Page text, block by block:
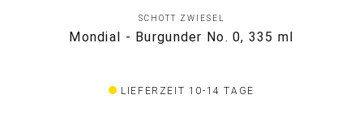
SCHOTT ZWIESEL
Mondial - Burgunder No. 0, 335 ml
LIEFERZEIT 10-14 TAGE